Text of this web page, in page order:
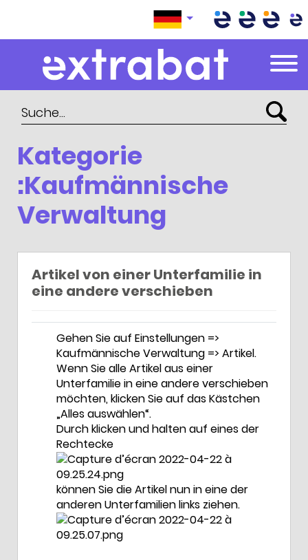
Extrabat – Le Blog
Kategorie
:Kaufmännische
Verwaltung
Artikel von einer Unterfamilie in
eine andere verschieben
Gehen Sie auf Einstellungen =>
Kaufmännische Verwaltung => Artikel.
Wenn Sie alle Artikel aus einer
Unterfamilie in eine andere verschieben
möchten, klicken Sie auf das Kästchen
„Alles auswählen“.
Durch klicken und halten auf eines der
Rechtecke
können Sie die Artikel nun in eine der
anderen Unterfamilien links ziehen.